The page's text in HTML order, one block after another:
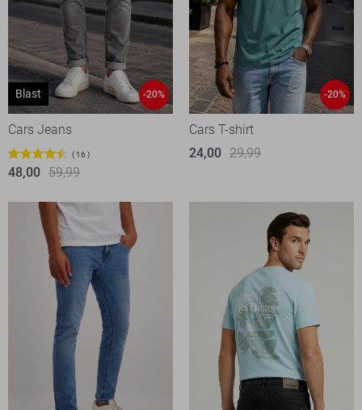
Blast -20%
Cars Jeans
16
48,00 59,99
-20%
Cars T-shirt
24,00 29,99